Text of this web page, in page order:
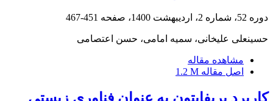
دوره 52، شماره 2، اردیبهشت 1400، صفحه 451-467
حسینعلی علیخانی، سمیه امامی، حسن اعتصامی
مشاهده مقاله
اصل مقاله 1.2 M